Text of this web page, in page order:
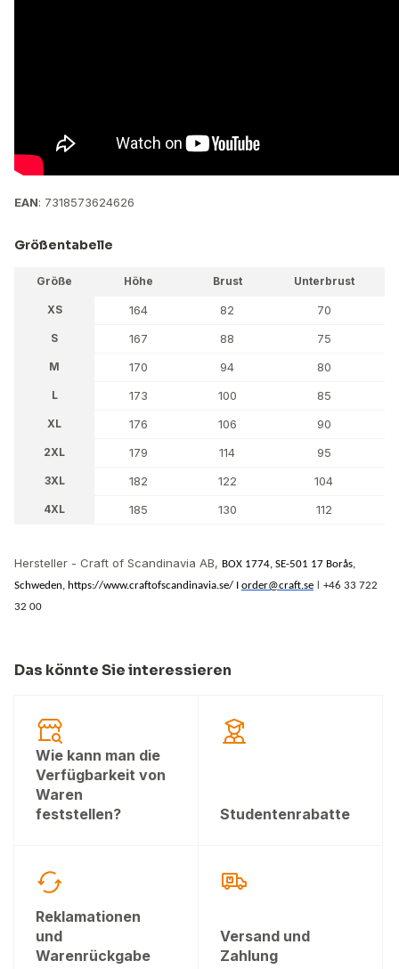
EAN: 7318573624626
Größentabelle
Größe Höhe Brust Unterbrust
XS 164 82 70
S 167 88 75
M 170 94 80
L 173 100 85
XL 176 106 90
2XL 179 114 95
3XL 182 122 104
4XL 185 130 112
Hersteller - Craft of Scandinavia AB, BOX 1774, SE-501 17 Borås,
Schweden,
https://www.craftofscandinavia.se/ I order@craft.se I +46 33 722
32 00
Das könnte Sie interessieren
Wie kann man die
Verfügbarkeit von
Waren
feststellen?
Studentenrabatte
Reklamationen
und
Warenrückgabe
Versand und
Zahlung